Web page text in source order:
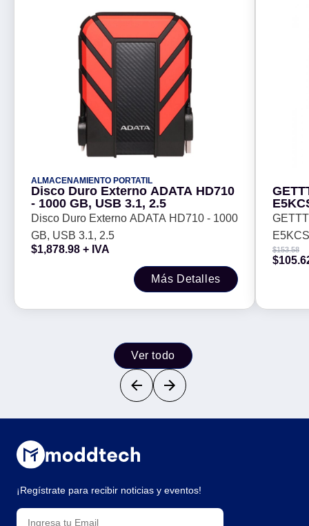
ALMACENAMIENTO PORTATIL
Disco Duro Externo ADATA HD710
- 1000 GB, USB 3.1, 2.5
Disco Duro Externo ADATA HD710 - 1000
GB, USB 3.1, 2.5
$1,878.98 + IVA
Más Detalles
$153.58
$
Ver todo
¡Regístrate para recibir noticias y eventos!